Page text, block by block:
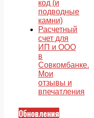
код (и
подводные
камни)
Расчетный
счет для
ИП и ООО
в
Совкомбанке.
Мои
отзывы и
впечатления
Обновления